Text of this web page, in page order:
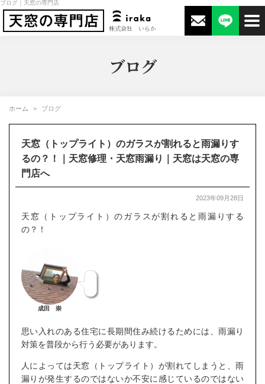
ブログ｜天窓の専門店
株式会社 いらか
ブログ
ホーム ブログ
天窓（トップライト）のガラスが割れると雨漏りす
るの？！｜天窓修理・天窓雨漏り｜天窓は天窓の専
門店へ
2023年09月28日
天窓（トップライト）のガラスが割れると雨漏りする
の？！
成田 崇
思い入れのある住宅に長期間住み続けるためには、雨漏り
対策を普段から行う必要があります。
人によっては天窓（トップライト）が割れてしまうと、雨
漏りが発生するのではないか不安に感じているのではない